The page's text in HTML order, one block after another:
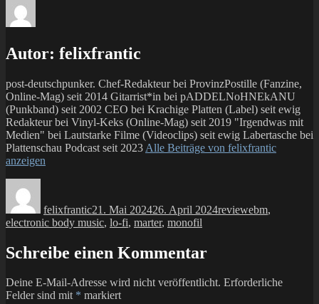
Autor: felixfrantic
post-deutschpunker. Chef-Redakteur bei ProvinzPostille (Fanzine,
Online-Mag) seit 2014 Gitarrist*in bei pADDELNoHNEkANU
(Punkband) seit 2002 CEO bei Krachige Platten (Label) seit ewig
Redakteur bei Vinyl-Keks (Online-Mag) seit 2019 "Irgendwas mit
Medien" bei Lautstarke Filme (Videoclips) seit ewig Labertasche bei
Plattenschau Podcast seit 2023 Alle Beiträge von felixfrantic
anzeigen
felixfrantic21. Mai 202426. April 2024reviewebm,
electronic body music, lo-fi, marter, monofil
Schreibe einen Kommentar
Deine E-Mail-Adresse wird nicht veröffentlicht. Erforderliche
Felder sind mit * markiert